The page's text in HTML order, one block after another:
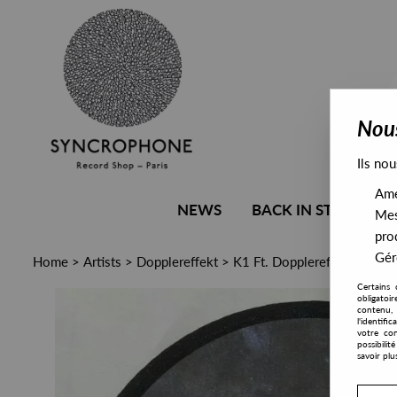
NEWS BACK IN STOCK
Home > Artists > Dopplereffekt > K1 Ft. Dopplereffekt - Star
Ils
Certains
contenu,
votre
savoir